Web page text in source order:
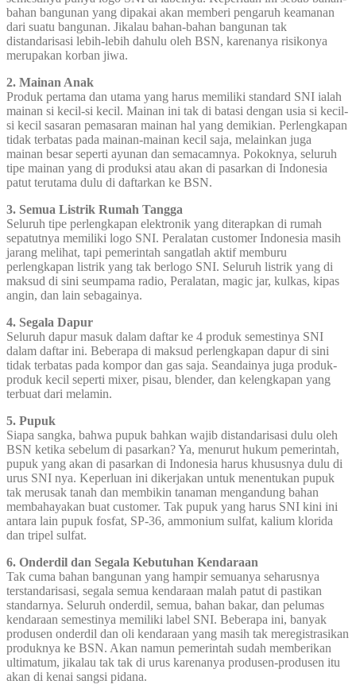
bahan bangunan yang dipakai akan memberi pengaruh keamanan
dari suatu bangunan. Jikalau bahan-bahan bangunan tak
distandarisasi lebih-lebih dahulu oleh BSN, karenanya risikonya
merupakan korban jiwa.
2. Mainan Anak
Produk pertama dan utama yang harus memiliki standard SNI ialah
mainan si kecil-si kecil. Mainan ini tak di batasi dengan usia si kecil-
si kecil sasaran pemasaran mainan hal yang demikian. Perlengkapan
tidak terbatas pada mainan-mainan kecil saja, melainkan juga
mainan besar seperti ayunan dan semacamnya. Pokoknya, seluruh
tipe mainan yang di produksi atau akan di pasarkan di Indonesia
patut terutama dulu di daftarkan ke BSN.
3. Semua Listrik Rumah Tangga
Seluruh tipe perlengkapan elektronik yang diterapkan di rumah
sepatutnya memiliki logo SNI. Peralatan customer Indonesia masih
jarang melihat, tapi pemerintah sangatlah aktif memburu
perlengkapan listrik yang tak berlogo SNI. Seluruh listrik yang di
maksud di sini seumpama radio, Peralatan, magic jar, kulkas, kipas
angin, dan lain sebagainya.
4. Segala Dapur
Seluruh dapur masuk dalam daftar ke 4 produk semestinya SNI
dalam daftar ini. Beberapa di maksud perlengkapan dapur di sini
tidak terbatas pada kompor dan gas saja. Seandainya juga produk-
produk kecil seperti mixer, pisau, blender, dan kelengkapan yang
terbuat dari melamin.
5. Pupuk
Siapa sangka, bahwa pupuk bahkan wajib distandarisasi dulu oleh
BSN ketika sebelum di pasarkan? Ya, menurut hukum pemerintah,
pupuk yang akan di pasarkan di Indonesia harus khususnya dulu di
urus SNI nya. Keperluan ini dikerjakan untuk menentukan pupuk
tak merusak tanah dan membikin tanaman mengandung bahan
membahayakan buat customer. Tak pupuk yang harus SNI kini ini
antara lain pupuk fosfat, SP-36, ammonium sulfat, kalium klorida
dan tripel sulfat.
6. Onderdil dan Segala Kebutuhan Kendaraan
Tak cuma bahan bangunan yang hampir semuanya seharusnya
terstandarisasi, segala semua kendaraan malah patut di pastikan
standarnya. Seluruh onderdil, semua, bahan bakar, dan pelumas
kendaraan semestinya memiliki label SNI. Beberapa ini, banyak
produsen onderdil dan oli kendaraan yang masih tak meregistrasikan
produknya ke BSN. Akan namun pemerintah sudah memberikan
ultimatum, jikalau tak tak di urus karenanya produsen-produsen itu
akan di kenai sangsi pidana.